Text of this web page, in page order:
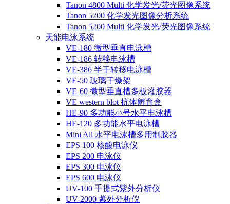
Tanon 4800 Multi 化学发光/荧光图像系统
Tanon 5200 化学发光图像分析系统
Tanon 5200 Multi 化学发光/荧光图像系统
天能电泳系统
VE-180 微型垂直电泳槽
VE-186 转移电泳槽
VE-386 半干转移电泳槽
VE-50 玻璃干燥架
VE-60 微型垂直槽多板灌胶器
VE western blot 抗体孵育盒
HE-90 多功能小号水平电泳槽
HE-120 多功能水平电泳槽
Mini All 水平电泳槽多用制胶器
EPS 100 核酸电泳仪
EPS 200 电泳仪
EPS 300 电泳仪
EPS 600 电泳仪
UV-100 手提式紫外分析仪
UV-2000 紫外分析仪